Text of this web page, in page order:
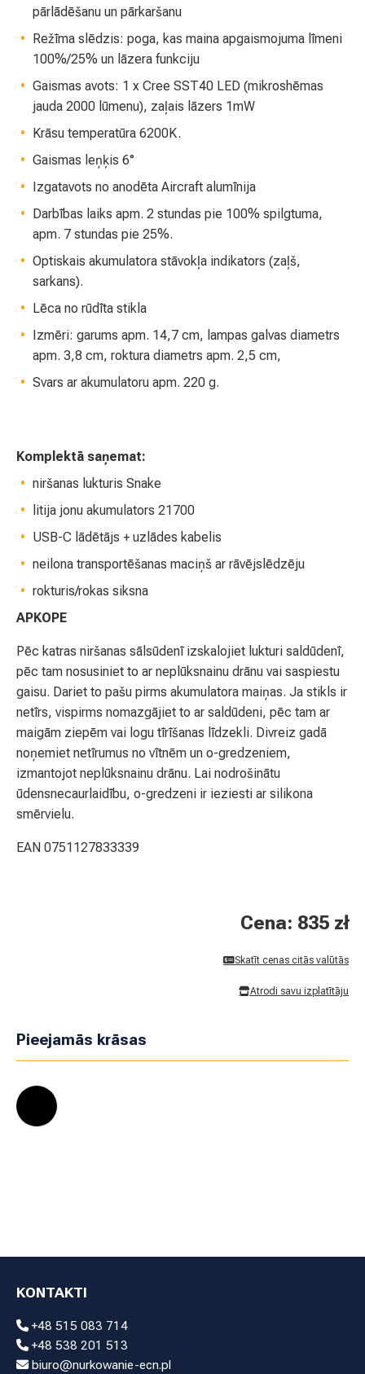
pārlādēšanu un pārkaršanu
Režīma slēdzis: poga, kas maina apgaismojuma līmeni
100%/25% un lāzera funkciju
Gaismas avots: 1 x Cree SST40 LED (mikroshēmas
jauda 2000 lūmenu), zaļais lāzers 1mW
Krāsu temperatūra 6200K.
Gaismas leņķis 6°
Izgatavots no anodēta Aircraft alumīnija
Darbības laiks apm. 2 stundas pie 100% spilgtuma,
apm. 7 stundas pie 25%.
Optiskais akumulatora stāvokļa indikators (zaļš,
sarkans).
Lēca no rūdīta stikla
Izmēri: garums apm. 14,7 cm, lampas galvas diametrs
apm. 3,8 cm, roktura diametrs apm. 2,5 cm,
Svars ar akumulatoru apm. 220 g.
Komplektā saņemat:
niršanas lukturis Snake
litija jonu akumulators 21700
USB-C lādētājs + uzlādes kabelis
neilona transportēšanas maciņš ar rāvējslēdzēju
rokturis/rokas siksna
APKOPE
Pēc katras niršanas sālsūdenī izskalojiet lukturi saldūdenī,
pēc tam nosusiniet to ar neplūksnainu drānu vai saspiestu
gaisu. Dariet to pašu pirms akumulatora maiņas. Ja stikls ir
netīrs, vispirms nomazgājiet to ar saldūdeni, pēc tam ar
maigām ziepēm vai logu tīrīšanas līdzekli. Divreiz gadā
noņemiet netīrumus no vītnēm un o-gredzeniem,
izmantojot neplūksnainu drānu. Lai nodrošinātu
ūdensnecaurlaidību, o-gredzeni ir ieziesti ar silikona
smērvielu.
EAN 0751127833339
Cena: 835 zł
Skatīt cenas citās valūtās
Atrodi savu izplatītāju
Pieejamās krāsas
KONTAKTI
+48 515 083 714
+48 538 201 513
biuro@nurkowanie-ecn.pl